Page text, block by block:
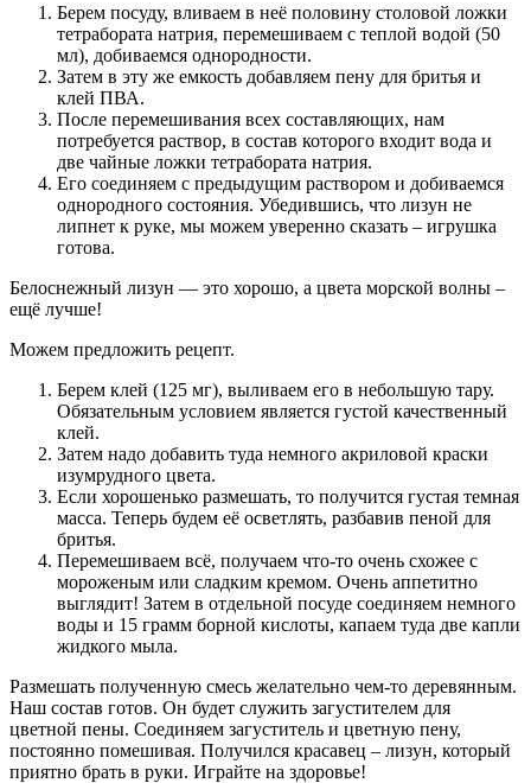
Берем посуду, вливаем в неё половину столовой ложки
тетрабората натрия, перемешиваем с теплой водой (50
мл), добиваемся однородности.
Затем в эту же емкость добавляем пену для бритья и
клей ПВА.
После перемешивания всех составляющих, нам
потребуется раствор, в состав которого входит вода и
две чайные ложки тетрабората натрия.
Его соединяем с предыдущим раствором и добиваемся
однородного состояния. Убедившись, что лизун не
липнет к руке, мы можем уверенно сказать – игрушка
готова.
Белоснежный лизун — это хорошо, а цвета морской волны –
ещё лучше!
Можем предложить рецепт.
Берем клей (125 мг), выливаем его в небольшую тару.
Обязательным условием является густой качественный
клей.
Затем надо добавить туда немного акриловой краски
изумрудного цвета.
Если хорошенько размешать, то получится густая темная
масса. Теперь будем её осветлять, разбавив пеной для
бритья.
Перемешиваем всё, получаем что-то очень схожее с
мороженым или сладким кремом. Очень аппетитно
выглядит! Затем в отдельной посуде соединяем немного
воды и 15 грамм борной кислоты, капаем туда две капли
жидкого мыла.
Размешать полученную смесь желательно чем-то деревянным.
Наш состав готов. Он будет служить загустителем для
цветной пены. Соединяем загуститель и цветную пену,
постоянно помешивая. Получился красавец – лизун, который
приятно брать в руки. Играйте на здоровье!